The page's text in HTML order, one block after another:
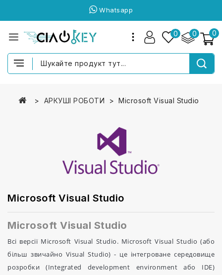
Whatsapp
0
0
0
АРКУШІ РОБОТИ Microsoft Visual Studio
Microsoft Visual Studio
Microsoft Visual Studio
Всі версії Microsoft Visual Studio. Microsoft Visual Studio (або
більш звичайно Visual Studio) - це інтегроване середовище
розробки (Integrated development environment або IDE)